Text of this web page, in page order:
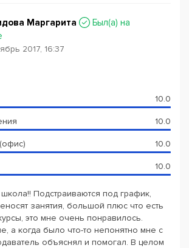
Маргарита
Был(a) на
2017, 16:37
10.0
10.0
10.0
10.0
Подстраиваются под график,
занятия, большой плюс что есть
это мне очень понравилось.
а когда было что-то непонятно мне с
объяснял и помогал. В целом